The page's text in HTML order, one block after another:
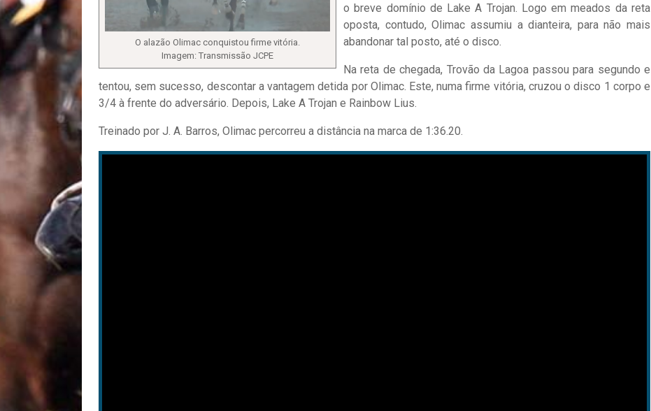
O alazão Olimac conquistou firme vitória.
Imagem: Transmissão JCPE
o breve domínio de Lake A Trojan. Logo em meados da reta
oposta, contudo, Olimac assumiu a dianteira, para não mais
abandonar tal posto, até o disco.
Na reta de chegada, Trovão da Lagoa passou para segundo e
tentou, sem sucesso, descontar a vantagem detida por Olimac. Este, numa firme vitória, cruzou o disco 1 corpo e
3/4 à frente do adversário. Depois, Lake A Trojan e Rainbow Lius.
Treinado por J. A. Barros, Olimac percorreu a distância na marca de 1:36.20.